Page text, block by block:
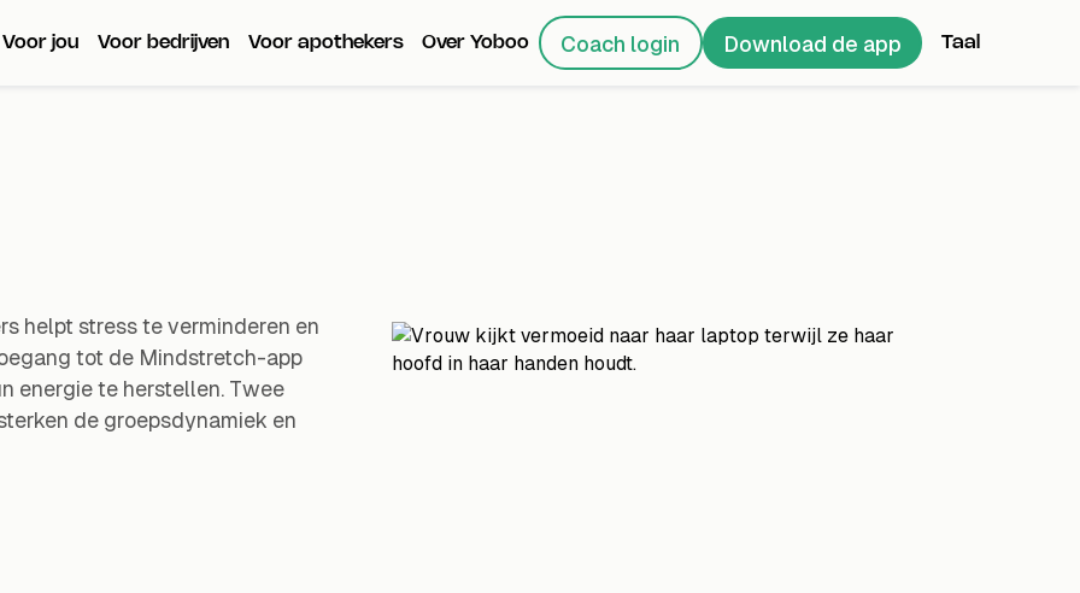
Voor jou Voor bedrijven Voor apothekers Over Yoboo Coach login Download de app Taal
helpt stress te verminderen en
tot de Mindstretch-app
energie te herstellen. Twee
de groepsdynamiek en